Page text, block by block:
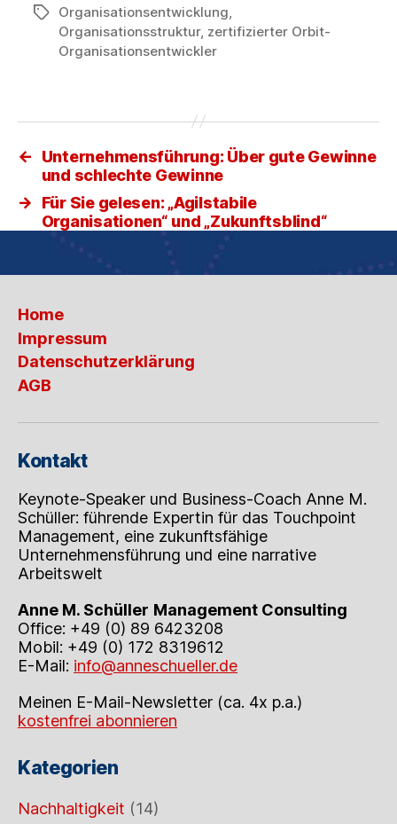
Schlagwörter
Organisationsentwicklung
Organisationsstruktur, zertifizierter Orbit-
Organisationsentwickler
←
Unternehmensführung: Über gute Gewinne
und schlechte Gewinne
→
Für Sie gelesen: „Agilstabile
Organisationen“ und „Zukunftsblind“
Home
Impressum
Datenschutzerklärung
AGB
Kontakt
Keynote-Speaker und Business-Coach Anne M.
Schüller: führende Expertin für das Touchpoint
Management, eine zukunftsfähige
Unternehmensführung und eine narrative
Arbeitswelt
Anne M. Schüller Management Consulting
Office: +49 (0) 89 6423208
Mobil: +49 (0) 172 8319612
E-Mail: info@anneschueller.de
Meinen E-Mail-Newsletter (ca. 4x p.a.)
kostenfrei abonnieren
Kategorien
Nachhaltigkeit (14)